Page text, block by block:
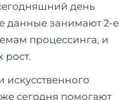
день
данные занимают 2-е
процессинга, и
рост.
искусственного
сегодня помогают